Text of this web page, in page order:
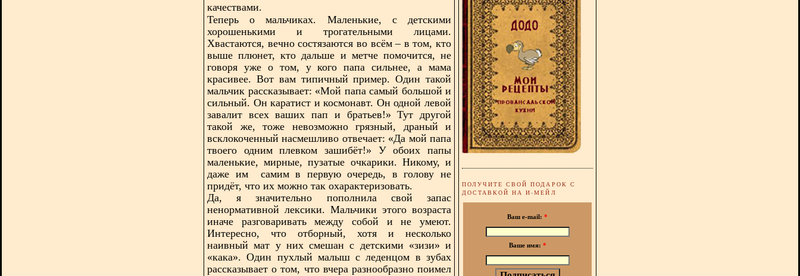
качествами.
Теперь о мальчиках. Маленькие, с детскими
хорошенькими и трогательными лицами.
Хвастаются, вечно состязаются во всём – в том, кто
выше плюнет, кто дальше и метче помочится, не
говоря уже о том, у кого папа сильнее, а мама
красивее. Вот вам типичный пример. Один такой
мальчик рассказывает: «Мой папа самый большой и
сильный. Он каратист и космонавт. Он одной левой
завалит всех ваших пап и братьев!» Тут другой
такой же, тоже невозможно грязный, драный и
всклокоченный насмешливо отвечает: «Да мой папа
твоего одним плевком зашибёт!» У обоих папы
маленькие, мирные, пузатые очкарики. Никому, и
даже им
самим в первую очередь, в голову не
придёт, что их можно так охарактеризовать.
Да, я значительно пополнила свой запас
ненормативной лексики. Мальчики этого возраста
иначе разговаривать между собой и не умеют.
Интересно, что отборный, хотя и несколько
наивный мат у них смешан с детскими «зизи» и
«кака». Один пухлый малыш с леденцом в зубах
рассказывает о том, что вчера разнообразно поимел
ПОЛУЧИТЕ СВОЙ ПОДАРОК С
ДОСТАВКОЙ НА И-МЕЙЛ
Ваш e-mail: *
Ваше имя: *